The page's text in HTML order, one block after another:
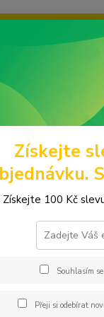
grafiku? Mám
Domácí mazlíčci
-
Získejte
Získejte 100 Kč
Souhlasím se
Přeji si odebírat